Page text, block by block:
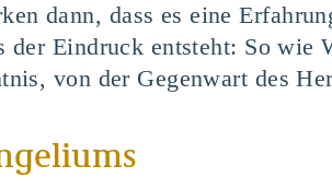
dann, dass es eine
der Eindruck entsteht: So
von der Gegenwart des